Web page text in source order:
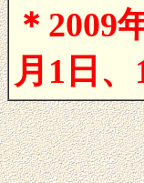
＊2009
月1日